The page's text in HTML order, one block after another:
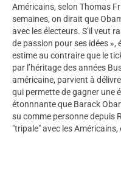
Américains, selon Thomas
semaines, on dirait que
avec les électeurs. S’il veut
de passion pour ses idées »,
estime au contraire que le
par l’héritage des années
américaine, parvient à
qui permette de gagner une
étonnnante que Barack
su comme personne depuis
"tripale" avec les